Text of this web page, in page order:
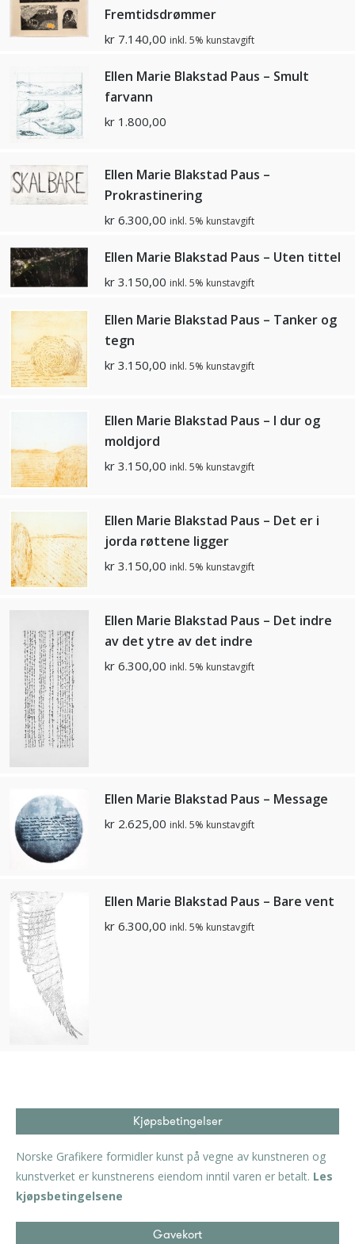
Fremtidsdrømmer
kr 7.140,00 inkl. 5% kunstavgift
Ellen Marie Blakstad Paus – Smult
farvann
kr 1.800,00
Ellen Marie Blakstad Paus –
Prokrastinering
kr 6.300,00 inkl. 5% kunstavgift
Ellen Marie Blakstad Paus – Uten tittel
kr 3.150,00 inkl. 5% kunstavgift
Ellen Marie Blakstad Paus – Tanker og
tegn
kr 3.150,00 inkl. 5% kunstavgift
Ellen Marie Blakstad Paus – I dur og
moldjord
kr 3.150,00 inkl. 5% kunstavgift
Ellen Marie Blakstad Paus – Det er i
jorda røttene ligger
kr 3.150,00 inkl. 5% kunstavgift
Ellen Marie Blakstad Paus – Det indre
av det ytre av det indre
kr 6.300,00 inkl. 5% kunstavgift
Ellen Marie Blakstad Paus – Message
kr 2.625,00 inkl. 5% kunstavgift
Ellen Marie Blakstad Paus – Bare vent
kr 6.300,00 inkl. 5% kunstavgift
Kjøpsbetingelser
Norske Grafikere formidler kunst på vegne av kunstneren og
kunstverket er kunstnerens eiendom inntil varen er betalt. Les
kjøpsbetingelsene
Gavekort